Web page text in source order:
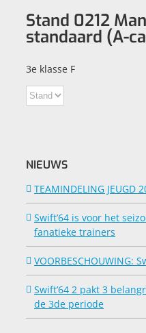
Stand 0212
standaard (A-
3e klasse F
NIEUWS
TEAMINDELING JEUGD
Swift’64 is voor het
fanatieke trainers
VOORBESCHOUWING:
Swift’64 2 pakt 3
de 3de periode